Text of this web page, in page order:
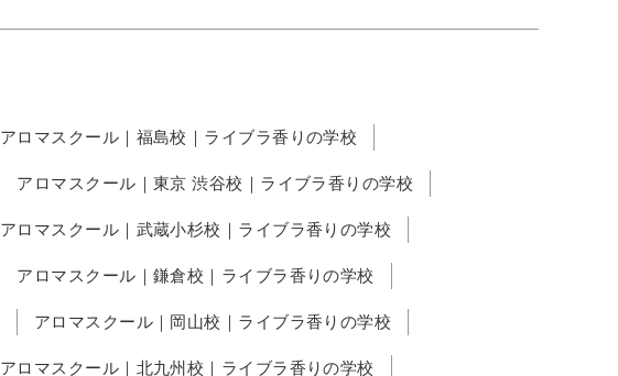
アロマスクール｜福島校｜ライブラ香りの学校
アロマスクール｜東京 渋谷校｜ライブラ香りの学校
アロマスクール｜武蔵小杉校｜ライブラ香りの学校
アロマスクール｜鎌倉校｜ライブラ香りの学校
アロマスクール｜岡山校｜ライブラ香りの学校
アロマスクール｜北九州校｜ライブラ香りの学校